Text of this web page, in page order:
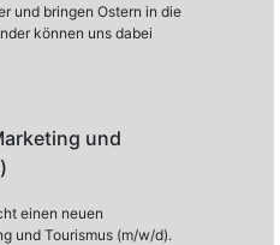
und bringen Ostern in die
können uns dabei
und
einen neuen
und Tourismus (m/w/d).